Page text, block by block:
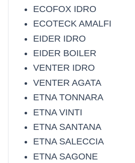
ECOFOX IDRO
ECOTECK AMALFI
EIDER IDRO
EIDER BOILER
VENTER IDRO
VENTER AGATA
ETNA TONNARA
ETNA VINTI
ETNA SANTANA
ETNA SALECCIA
ETNA SAGONE